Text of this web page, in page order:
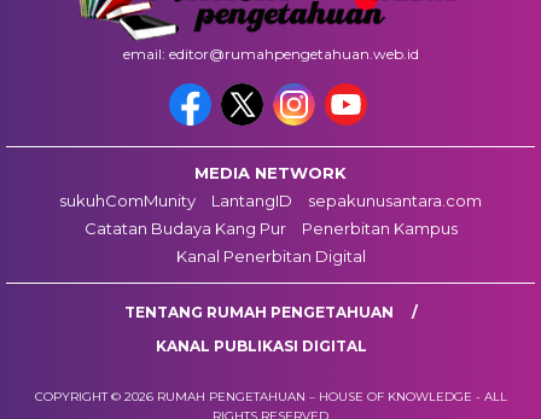
email: editor@rumahpengetahuan.web.id
MEDIA NETWORK
sukuhComMunity
LantangID
sepakunusantara.com
Catatan Budaya Kang Pur
Penerbitan Kampus
Kanal Penerbitan Digital
TENTANG RUMAH PENGETAHUAN
KANAL PUBLIKASI DIGITAL
COPYRIGHT © 2026 RUMAH PENGETAHUAN – HOUSE OF KNOWLEDGE - ALL